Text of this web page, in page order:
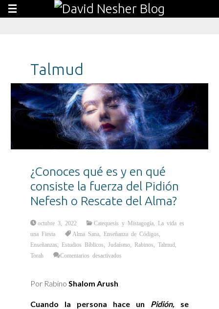
Talmud
¿Conoces qué es y en qué
consiste la fuerza del Pidión
Nefesh o Rescate del Alma?
octubre 3, 2022 Catequesis y Mistagogia
La vida es
una Fiesta
Alma Sana Enseñanza de Códigos
Enseñanzas
Estudios Bíblicos Judaísmo Rabinos ,Talmud
Torah
Comentarios desactivados
fuerza
Por Rabino Shalom Arush
Cuando la persona hace un Pidión, se